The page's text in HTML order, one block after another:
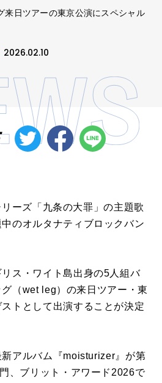
来日ツアーの東京公演にスペシャル
2026.02.10
ーズ「九条の大罪」の主題歌
のオルタナティブロックバン
ス・ワイト島出身の5人組バ
（wet leg）の来日ツアー・東
トとして出演することが決定
アルバム『moisturizer』が第
、ブリット・アワード2026で